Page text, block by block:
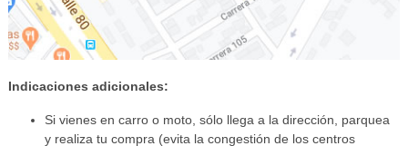
Indicaciones adicionales:
Si vienes en carro o moto, sólo llega a la dirección, parquea
y realiza tu compra (evita la congestión de los centros